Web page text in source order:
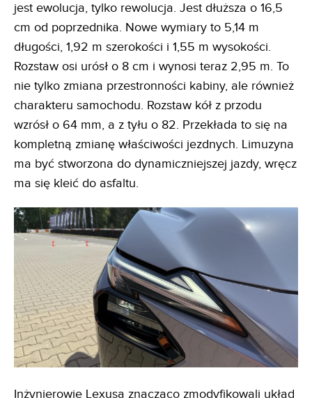
jest ewolucja, tylko rewolucja. Jest dłuższa o 16,5
cm od poprzednika. Nowe wymiary to 5,14 m
długości, 1,92 m szerokości i 1,55 m wysokości.
Rozstaw osi urósł o 8 cm i wynosi teraz 2,95 m. To
nie tylko zmiana przestronności kabiny, ale również
charakteru samochodu. Rozstaw kół z przodu
wzrósł o 64 mm, a z tyłu o 82. Przekłada to się na
kompletną zmianę właściwości jezdnych. Limuzyna
ma być stworzona do dynamiczniejszej jazdy, wręcz
ma się kleić do asfaltu.
Inżynierowie Lexusa znacząco zmodyfikowali układ